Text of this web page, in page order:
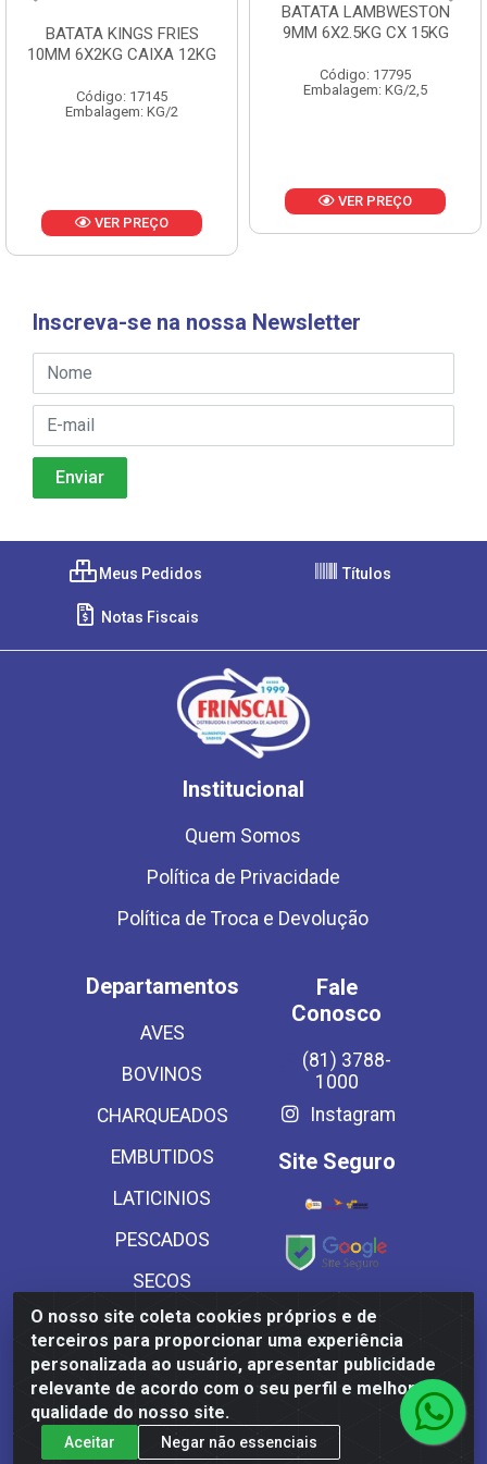
9MM 6X2.5KG CX 15KG
Embalagem: KG/2,5
BATATA LAMBWESTON
7MM 8X2,25KG CX 18KG
Código: 18433
Embalagem: KG/2,25
VER PREÇO
Inscreva-se na nossa Newsletter
O nosso site coleta cookies próprios e de
terceiros para proporcionar uma experiência
personalizada ao usuário, apresentar publicidade
relevante de acordo com o seu perfil e melhorar a
qualidade do nosso site.
Aceitar Negar não essenciais
Meus Pedidos Títulos
Notas Fiscais
Institucional
Quem Somos
Política de Privacidade
Política de Troca e Devolução
Departamentos
AVES
BOVINOS
CHARQUEADOS
EMBUTIDOS
LATICINIOS
PESCADOS
SECOS
SUINOS
VEGETAIS CONG E
MASSAS
Fale
Conosco
(81) 3788-
1000
Instagram
Site Seguro
Baixe já
nosso APP